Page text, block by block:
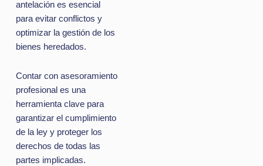
antelación es esencial
para evitar conflictos y
optimizar la gestión de los
bienes heredados.
Contar con asesoramiento
profesional es una
herramienta clave para
garantizar el cumplimiento
de la ley y proteger los
derechos de todas las
partes implicadas.